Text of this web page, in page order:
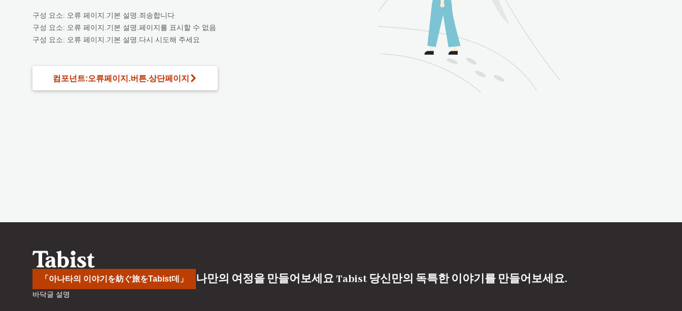
구성 요소: 오류 페이지.기본 설명.죄송합니다
구성 요소: 오류 페이지.기본 설명.페이지를 표시할 수 없음
구성 요소: 오류 페이지.기본 설명.다시 시도해 주세요
컴포넌트:오류페이지.버튼.상단페이지
「아나타의 이야기を紡ぐ旅をTabist데」 나만의 여정을 만들어보세요 Tabist 당신만의 독특한 이야기를 만들어보세요.
바닥글 설명